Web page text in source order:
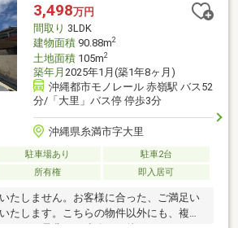
3,498万円
間取り 3LDK
建物面積90.88m2
土地面積105m2
築年月 2025年1月(築1年8ヶ月)
沖縄都市モノレール 赤嶺駅 バス52
分/「大里」バス停 停歩3分
沖縄県糸満市字大里
駐車場あり
駐車2台
所有権 即入居可
たしません。お客様に合った、ご満足い
たします。こちらの物件以外にも、複数